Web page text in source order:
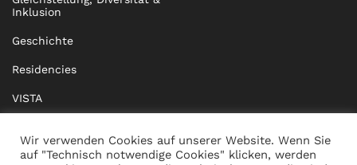
Inklusion
Geschichte
Residencies
VISTA
BRIDGE Network
Wir verwenden Cookies auf unserer Website. Wenn Sie
auf "Technisch notwendige Cookies" klicken, werden